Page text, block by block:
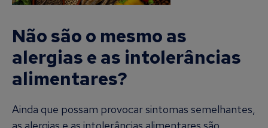
Não são o mesmo as
alergias e as intolerâncias
alimentares?
Ainda que possam provocar sintomas semelhantes,
as alergias e as intolerâncias alimentares são